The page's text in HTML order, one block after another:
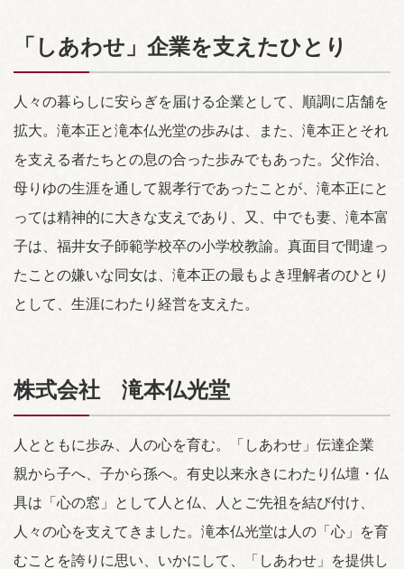
「しあわせ」企業を支えたひとり
人々の暮らしに安らぎを届ける企業として、順調に店舗を
拡大。滝本正と滝本仏光堂の歩みは、また、滝本正とそれ
を支える者たちとの息の合った歩みでもあった。父作治、
母りゆの生涯を通して親孝行であったことが、滝本正にと
っては精神的に大きな支えであり、又、中でも妻、滝本富
子は、福井女子師範学校卒の小学校教諭。真面目で間違っ
たことの嫌いな同女は、滝本正の最もよき理解者のひとり
として、生涯にわたり経営を支えた。
株式会社 滝本仏光堂
人とともに歩み、人の心を育む。「しあわせ」伝達企業
親から子へ、子から孫へ。有史以来永きにわたり仏壇・仏
具は「心の窓」として人と仏、人とご先祖を結び付け、
人々の心を支えてきました。滝本仏光堂は人の「心」を育
むことを誇りに思い、いかにして、「しあわせ」を提供し